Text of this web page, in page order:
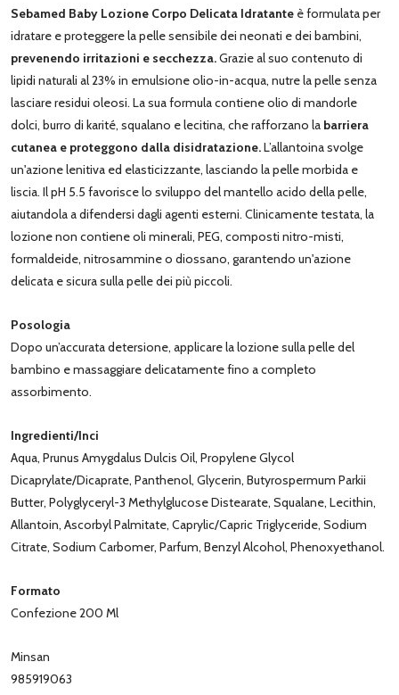
Sebamed Baby Lozione Corpo Delicata Idratante è formulata per
idratare e proteggere la pelle sensibile dei neonati e dei bambini,
prevenendo irritazioni e secchezza.Grazie al suo contenuto di
lipidi naturali al 23% in emulsione olio-in-acqua, nutre la pelle senza
lasciare residui oleosi. La sua formula contiene olio di mandorle
dolci, burro di karité, squalano e lecitina, che rafforzano la barriera
cutanea e proteggono dalla disidratazione.L’allantoina svolge
un'azione lenitiva ed elasticizzante, lasciando la pelle morbida e
liscia. Il pH 5.5 favorisce lo sviluppo del mantello acido della pelle,
aiutandola a difendersi dagli agenti esterni. Clinicamente testata, la
lozione non contiene oli minerali, PEG, composti nitro-misti,
formaldeide, nitrosammine o diossano, garantendo un'azione
delicata e sicura sulla pelle dei più piccoli.
Posologia
Dopo un’accurata detersione, applicare la lozione sulla pelle del
bambino e massaggiare delicatamente fino a completo
assorbimento.
Ingredienti/Inci
Aqua, Prunus Amygdalus Dulcis Oil, Propylene Glycol
Dicaprylate/Dicaprate, Panthenol, Glycerin, Butyrospermum Parkii
Butter, Polyglyceryl-3 Methylglucose Distearate, Squalane, Lecithin,
Allantoin, Ascorbyl Palmitate, Caprylic/Capric Triglyceride, Sodium
Citrate, Sodium Carbomer, Parfum, Benzyl Alcohol, Phenoxyethanol.
Formato
Confezione 200 Ml
Minsan
985919063